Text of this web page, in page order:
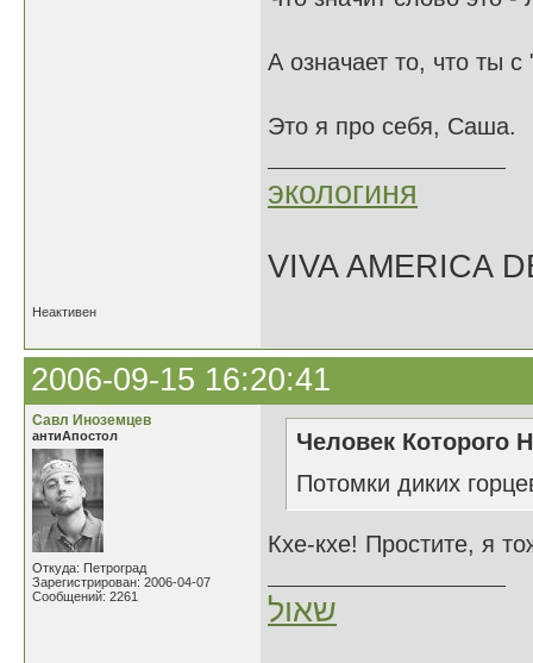
А означает то, что ты с
Это я про себя, Саша.
экологиня
VIVA AMERICA
Неактивен
2006-09-15 16:20:41
Савл Иноземцев
антиАпостол
Откуда: Петроград
Зарегистрирован: 2006-04-07
Сообщений: 2261
Человек Которого
Потомки диких
Кхе-кхе! Простите, я
שאול